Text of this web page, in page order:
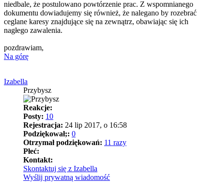
niedbale, że postulowano powtórzenie prac. Z wspomnianego
dokumentu dowiadujemy się również, że nalegano by rozebrać
ceglane karesy znajdujące się na zewnątrz, obawiając się ich
nagłego zawalenia.
pozdrawiam,
Na górę
Izabella
Przybysz
Reakcje:
Posty: 10
Rejestracja: 24 lip 2017, o 16:58
Podziękował;: 0
Otrzymał podziękowań: 11 razy
Płeć:
Kontakt:
Skontaktuj się z Izabella
Wyślij prywatną wiadomość